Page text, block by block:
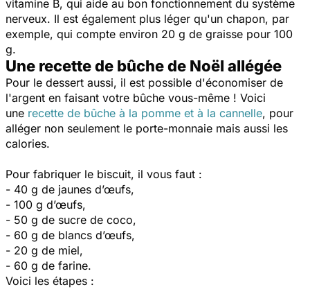
vitamine B, qui aide au bon fonctionnement du système
nerveux. Il est également plus léger qu'un chapon, par
exemple, qui compte environ 20 g de graisse pour 100
g.
Une recette de bûche de Noël allégée
Pour le dessert aussi, il est possible d'économiser de
l'argent en faisant votre bûche vous-même ! Voici
une recette de bûche à la pomme et à la cannelle, pour
alléger non seulement le porte-monnaie mais aussi les
calories.
Pour fabriquer le biscuit, il vous faut :
- 40 g de jaunes d’œufs,
- 100 g d’œufs,
- 50 g de sucre de coco,
- 60 g de blancs d’œufs,
- 20 g de miel,
- 60 g de farine.
Voici les étapes :